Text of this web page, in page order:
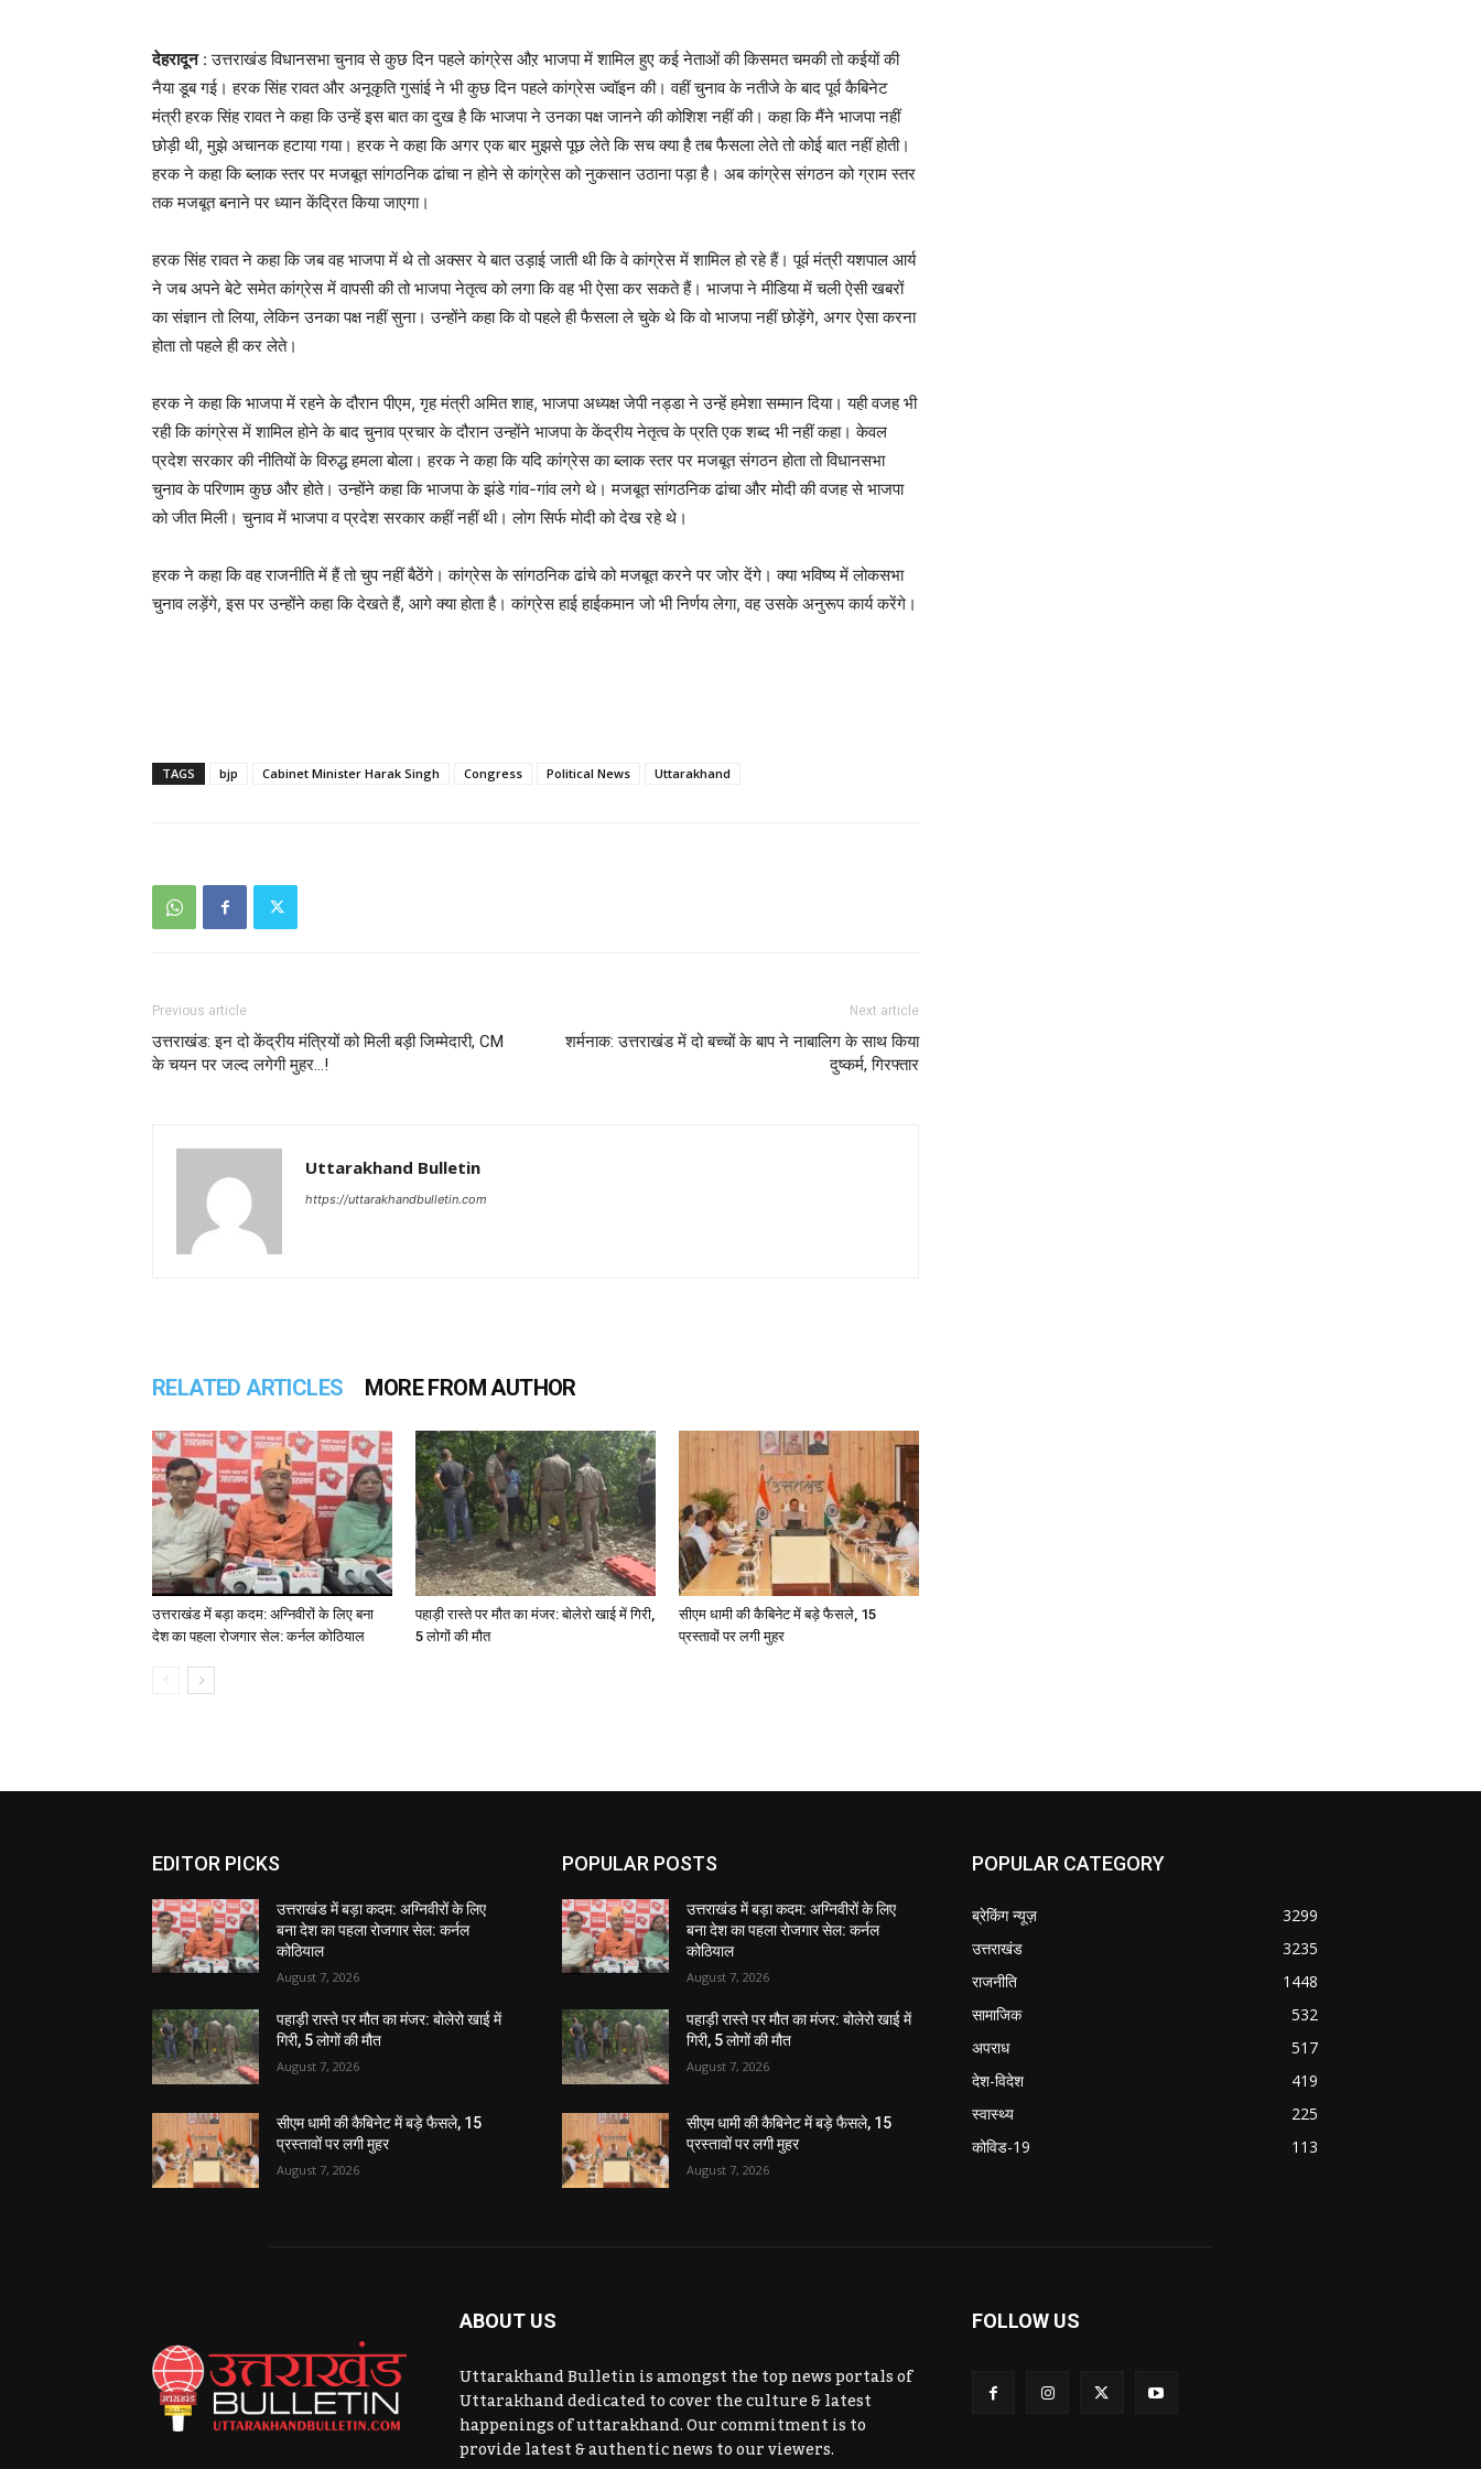
देहरादून: उत्तराखंड विधानसभा चुनाव से कुछ दिन पहले कांग्रेस औऱ भाजपा में शामिल हुए कई नेताओं की किसमत चमकी तो कईयों की
नैया डूब गई। हरक सिंह रावत और अनूकृति गुसांई ने भी कुछ दिन पहले कांग्रेस ज्वॉइन की। वहीं चुनाव के नतीजे के बाद पूर्व कैबिनेट
मंत्री हरक सिंह रावत ने कहा कि उन्हें इस बात का दुख है कि भाजपा ने उनका पक्ष जानने की कोशिश नहीं की। कहा कि मैंने भाजपा नहीं
छोड़ी थी, मुझे अचानक हटाया गया। हरक ने कहा कि अगर एक बार मुझसे पूछ लेते कि सच क्या है तब फैसला लेते तो कोई बात नहीं होती।
हरक ने कहा कि ब्लाक स्तर पर मजबूत सांगठनिक ढांचा न होने से कांग्रेस को नुकसान उठाना पड़ा है। अब कांग्रेस संगठन को ग्राम स्तर
तक मजबूत बनाने पर ध्यान केंद्रित किया जाएगा।
हरक सिंह रावत ने कहा कि जब वह भाजपा में थे तो अक्सर ये बात उड़ाई जाती थी कि वे कांग्रेस में शामिल हो रहे हैं। पूर्व मंत्री यशपाल आर्य
ने जब अपने बेटे समेत कांग्रेस में वापसी की तो भाजपा नेतृत्व को लगा कि वह भी ऐसा कर सकते हैं। भाजपा ने मीडिया में चली ऐसी खबरों
का संज्ञान तो लिया, लेकिन उनका पक्ष नहीं सुना। उन्होंने कहा कि वो पहले ही फैसला ले चुके थे कि वो भाजपा नहीं छोड़ेंगे, अगर ऐसा करना
होता तो पहले ही कर लेते।
हरक ने कहा कि भाजपा में रहने के दौरान पीएम, गृह मंत्री अमित शाह, भाजपा अध्यक्ष जेपी नड्डा ने उन्हें हमेशा सम्मान दिया। यही वजह भी
रही कि कांग्रेस में शामिल होने के बाद चुनाव प्रचार के दौरान उन्होंने भाजपा के केंद्रीय नेतृत्व के प्रति एक शब्द भी नहीं कहा। केवल
प्रदेश सरकार की नीतियों के विरुद्ध हमला बोला। हरक ने कहा कि यदि कांग्रेस का ब्लाक स्तर पर मजबूत संगठन होता तो विधानसभा
चुनाव के परिणाम कुछ और होते। उन्होंने कहा कि भाजपा के झंडे गांव-गांव लगे थे। मजबूत सांगठनिक ढांचा और मोदी की वजह से भाजपा
को जीत मिली। चुनाव में भाजपा व प्रदेश सरकार कहीं नहीं थी। लोग सिर्फ मोदी को देख रहे थे।
हरक ने कहा कि वह राजनीति में हैं तो चुप नहीं बैठेंगे। कांग्रेस के सांगठनिक ढांचे को मजबूत करने पर जोर देंगे। क्या भविष्य में लोकसभा
चुनाव लड़ेंगे, इस पर उन्होंने कहा कि देखते हैं, आगे क्या होता है। कांग्रेस हाई हाईकमान जो भी निर्णय लेगा, वह उसके अनुरूप कार्य करेंगे।
TAGS bjp Cabinet Minister Harak Singh Congress Political News Uttarakhand
Previous article
उत्तराखंड: इन दो केंद्रीय मंत्रियों को मिली बड़ी जिम्मेदारी, CM
के चयन पर जल्द लगेगी मुहर…!
Next article
शर्मनाक: उत्तराखंड में दो बच्चों के बाप ने नाबालिग के साथ किया
दुष्कर्म, गिरफ्तार
Uttarakhand Bulletin
https://uttarakhandbulletin.com
RELATED ARTICLES MORE FROM AUTHOR
उत्तराखंड में बड़ा कदम: अग्निवीरों के लिए बना
देश का पहला रोजगार सेल: कर्नल कोठियाल
पहाड़ी रास्ते पर मौत का मंजर: बोलेरो खाई में गिरी,
5 लोगों की मौत
सीएम धामी की कैबिनेट में बड़े फैसले, 15
प्रस्तावों पर लगी मुहर
EDITOR PICKS
उत्तराखंड में बड़ा कदम: अग्निवीरों के लिए
बना देश का पहला रोजगार सेल: कर्नल
कोठियाल
August 7, 2026
पहाड़ी रास्ते पर मौत का मंजर: बोलेरो खाई में
गिरी, 5 लोगों की मौत
August 7, 2026
सीएम धामी की कैबिनेट में बड़े फैसले, 15
प्रस्तावों पर लगी मुहर
August 7, 2026
POPULAR POSTS
उत्तराखंड में बड़ा कदम: अग्निवीरों के लिए
बना देश का पहला रोजगार सेल: कर्नल
कोठियाल
August 7, 2026
पहाड़ी रास्ते पर मौत का मंजर: बोलेरो खाई में
गिरी, 5 लोगों की मौत
August 7, 2026
सीएम धामी की कैबिनेट में बड़े फैसले, 15
प्रस्तावों पर लगी मुहर
August 7, 2026
POPULAR CATEGORY
ब्रेकिंग न्यूज़
3299
उत्तराखंड
3235
राजनीति
1448
सामाजिक
532
अपराध
517
देश-विदेश
419
स्वास्थ्य
225
कोविड-19
113
ABOUT US
Uttarakhand Bulletin is amongst the top news portals of
Uttarakhand dedicated to cover the culture & latest
happenings of uttarakhand. Our commitment is to
provide latest & authentic news to our viewers.
FOLLOW US